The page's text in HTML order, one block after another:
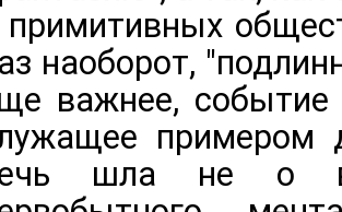
примитивных
наоборот,
важнее, событие
примером
шла не о